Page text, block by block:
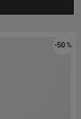
-50 %